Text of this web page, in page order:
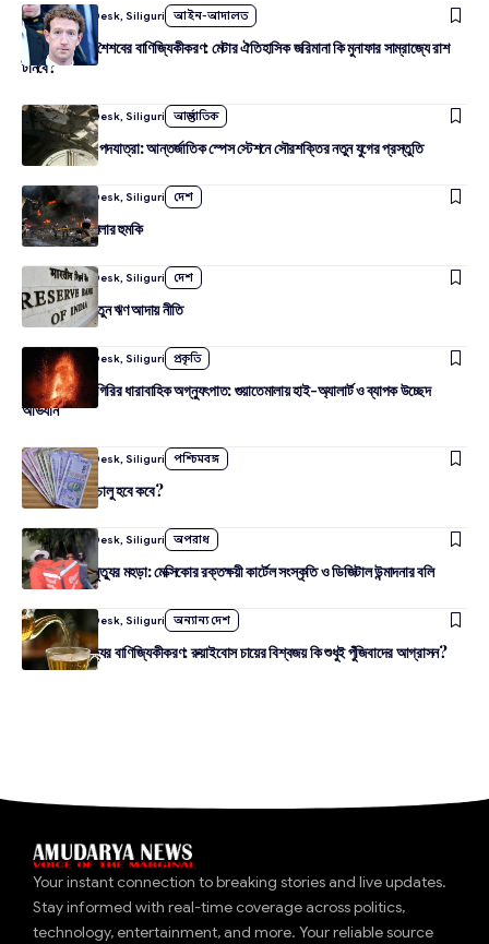
ByAmudarya Desk, Siliguri আইন-আদালত
ডিজিটাল দূষণ ও শৈশবের বাণিজ্যিকীকরণ: মেটার ঐতিহাসিক জরিমানা কি মুনাফার সাম্রাজ্যে রাশ
টানবে?
By Amudarya Desk, Siliguri আন্তর্জাতিক
মহাকাশে অবিচল পদযাত্রা: আন্তর্জাতিক স্পেস স্টেশনে সৌরশক্তির নতুন যুগের প্রস্তুতি
ByAmudarya Desk, Siliguri দেশ
মুম্বইয়ে জঙ্গি হামলার হুমকি
Amudarya Desk, Siliguri দেশ
আরবিআইয়ের নতুন ঋণ আদায় নীতি
Amudarya Desk, Siliguri প্রকৃতি
ফুয়েগো আগ্নেয়গিরির ধারাবাহিক অগ্ন্যুৎপাত: গুয়াতেমালায় হাই-অ্যালার্ট ও ব্যাপক উচ্ছেদ
অভিযান
ByAmudarya Desk, Siliguri পশ্চিমবঙ্গ
যুবশক্তি প্রকল্প চালু হবে কবে?
ByAmudarya Desk, Siliguri অপরাধ
ভার্চুয়াল লাইভে মৃত্যুর মহড়া: মেক্সিকোর রক্তক্ষয়ী কার্টেল সংস্কৃতি ও ডিজিটাল উন্মাদনার বলি
ByAmudarya Desk, Siliguri অন্যান্য দেশ
আদিবাসী ঐতিহ্যের বাণিজ্যিকীকরণ: রুয়াইবোস চায়ের বিশ্বজয় কি শুধুই পুঁজিবাদের আগ্রাসন?
Your instant connection to breaking stories and live updates.
Stay informed with real-time coverage across politics,
technology, entertainment, and more. Your reliable source